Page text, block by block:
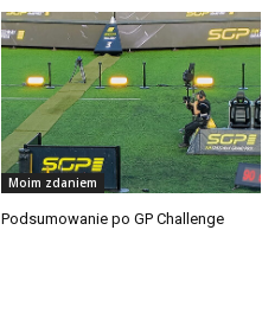
Moim zdaniem
Podsumowanie po GP Challenge